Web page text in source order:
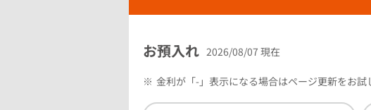
お預入れ 2026/08/07 現在
※ 金利が「-」表示になる場合はページ更新をお